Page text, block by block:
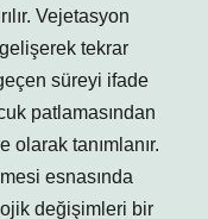
Vejetasyon
tekrar
süreyi ifade
patlamasından
tanımlanır.
esnasında
değişimleri bir